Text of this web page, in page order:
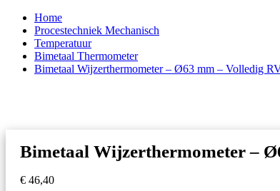
Home
Procestechniek Mechanisch
Temperatuur
Bimetaal Thermometer
Bimetaal Wijzerthermometer – Ø63 mm – Volledig
Bimetaal Wijzerthermometer –
€ 46,40